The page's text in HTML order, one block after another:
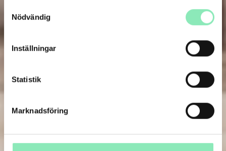
Nödvändig
Inställningar
Statistik
Marknadsföring